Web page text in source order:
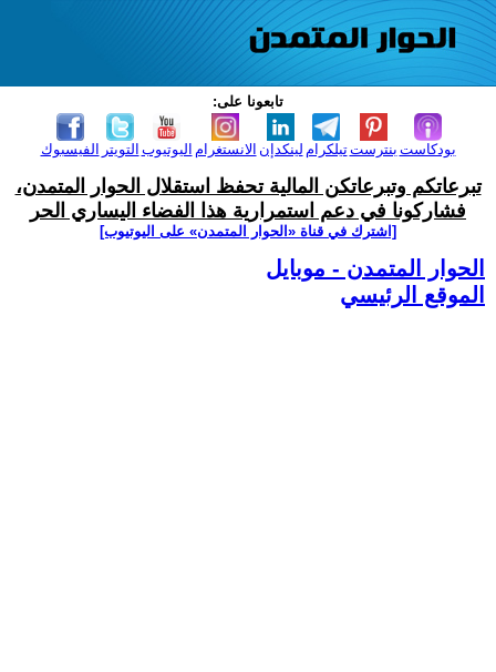
تابعونا على:
الفيسبوك التويتر اليوتيوب الانستغرام لينكدإن تيلكرامبنترست بودكاست
تبرعاتكم وتبرعاتكن المالية تحفظ استقلال الحوار المتمدن،
فشاركونا في دعم استمرارية هذا الفضاء اليساري الحر
[اشترك في قناة ‫«الحوار المتمدن» على اليوتيوب]
الحوار المتمدن - موبايل
الموقع الرئيسي